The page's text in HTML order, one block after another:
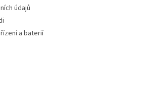
údajů
a baterií